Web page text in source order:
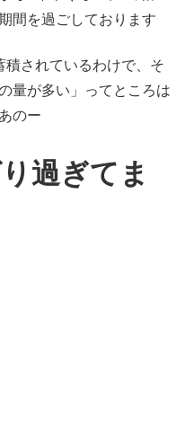
間を過ごしております
積されているわけで、そ
量が多い」ってところは
のー
過ぎてま